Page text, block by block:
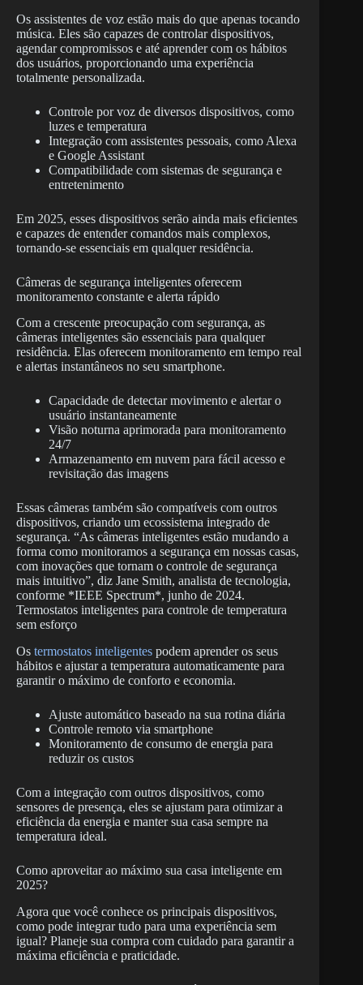
Os assistentes de voz estão mais do que apenas tocando
música. Eles são capazes de controlar dispositivos,
agendar compromissos e até aprender com os hábitos
dos usuários, proporcionando uma experiência
totalmente personalizada.
Controle por voz de diversos dispositivos, como
luzes e temperatura
Integração com assistentes pessoais, como Alexa
e Google Assistant
Compatibilidade com sistemas de segurança e
entretenimento
Em 2025, esses dispositivos serão ainda mais eficientes
e capazes de entender comandos mais complexos,
tornando-se essenciais em qualquer residência.
Câmeras de segurança inteligentes oferecem
monitoramento constante e alerta rápido
Com a crescente preocupação com segurança, as
câmeras inteligentes são essenciais para qualquer
residência. Elas oferecem monitoramento em tempo real
e alertas instantâneos no seu smartphone.
Capacidade de detectar movimento e alertar o
usuário instantaneamente
Visão noturna aprimorada para monitoramento
24/7
Armazenamento em nuvem para fácil acesso e
revisitação das imagens
Essas câmeras também são compatíveis com outros
dispositivos, criando um ecossistema integrado de
segurança. “As câmeras inteligentes estão mudando a
forma como monitoramos a segurança em nossas casas,
com inovações que tornam o controle de segurança
mais intuitivo”, diz Jane Smith, analista de tecnologia,
conforme *IEEE Spectrum*, junho de 2024.
Termostatos inteligentes para controle de temperatura
sem esforço
Os termostatos inteligentes podem aprender os seus
hábitos e ajustar a temperatura automaticamente para
garantir o máximo de conforto e economia.
Ajuste automático baseado na sua rotina diária
Controle remoto via smartphone
Monitoramento de consumo de energia para
reduzir os custos
Com a integração com outros dispositivos, como
sensores de presença, eles se ajustam para otimizar a
eficiência da energia e manter sua casa sempre na
temperatura ideal.
Como aproveitar ao máximo sua casa inteligente em
2025?
Agora que você conhece os principais dispositivos,
como pode integrar tudo para uma experiência sem
igual? Planeje sua compra com cuidado para garantir a
máxima eficiência e praticidade.